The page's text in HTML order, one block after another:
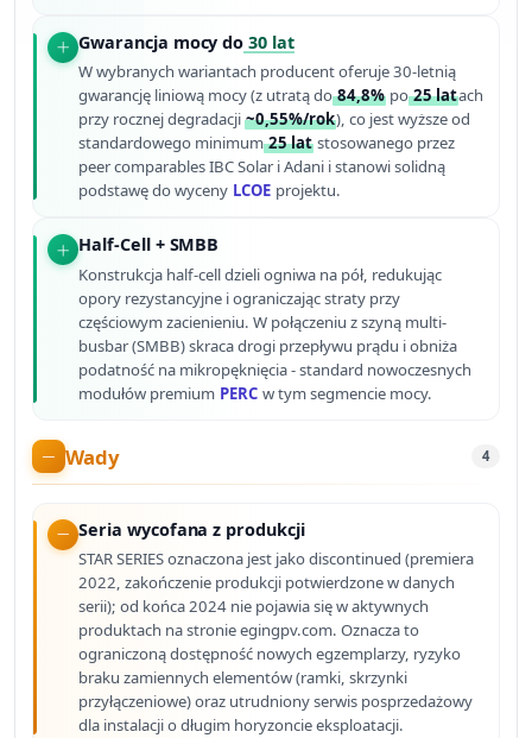
Gwarancja mocy do 30 lat
W wybranych wariantach producent oferuje 30-letnią
gwarancję liniową mocy (z utratą do84,8% po25 latach
przy rocznej degradacji~0,55%/rok), co jest wyższe od
standardowego minimum25 lat stosowanego przez
peer comparables IBC Solar i Adani i stanowi solidną
podstawę do wyceny LCOE projektu.
Half-Cell + SMBB
Konstrukcja half-cell dzieli ogniwa na pół, redukując
opory rezystancyjne i ograniczając straty przy
częściowym zacienieniu. W połączeniu z szyną multi-
busbar (SMBB) skraca drogi przepływu prądu i obniża
podatność na mikropęknięcia - standard nowoczesnych
modułów premium PERC w tym segmencie mocy.
Wady 4
Seria wycofana z produkcji
STAR SERIES oznaczona jest jako discontinued (premiera
2022, zakończenie produkcji potwierdzone w danych
serii); od końca 2024 nie pojawia się w aktywnych
produktach na stronie egingpv.com. Oznacza to
ograniczoną dostępność nowych egzemplarzy, ryzyko
braku zamiennych elementów (ramki, skrzynki
przyłączeniowe) oraz utrudniony serwis posprzedażowy
dla instalacji o długim horyzoncie eksploatacji.